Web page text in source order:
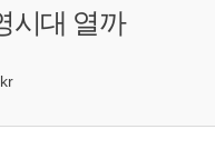
시대 열까